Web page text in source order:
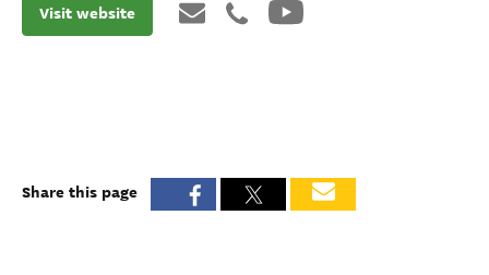
Visit website
Share this page